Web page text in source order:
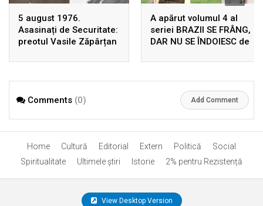
5 august 1976.
Asasinați de Securitate:
preotul Vasile Zăpârțan
uciși, în Germania, prin
A apărut volumul 4 al
seriei BRAZII SE FRÂNG,
DAR NU SE ÎNDOIESC de
după 22 de ani de la
din Munții Făgărașului în
arhivele Securității
Comments (0) Add Comment
Home Cultură Editorial Extern Politică
Social
Spiritualitate
Ultimele ştiri Istorie 2% pentru Rezistență
View Desktop Version